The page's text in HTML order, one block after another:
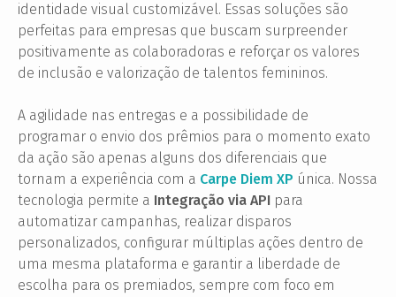
identidade visual customizável. Essas soluções são
perfeitas para empresas que buscam surpreender
positivamente as colaboradoras e reforçar os valores
de inclusão e valorização de talentos femininos.
A agilidade nas entregas e a possibilidade de
programar o envio dos prêmios para o momento exato
da ação são apenas alguns dos diferenciais que
tornam a experiência com a Carpe Diem XP única. Nossa
tecnologia permite a Integração via API para
automatizar campanhas, realizar disparos
personalizados, configurar múltiplas ações dentro de
uma mesma plataforma e garantir a liberdade de
escolha para os premiados, sempre com foco em